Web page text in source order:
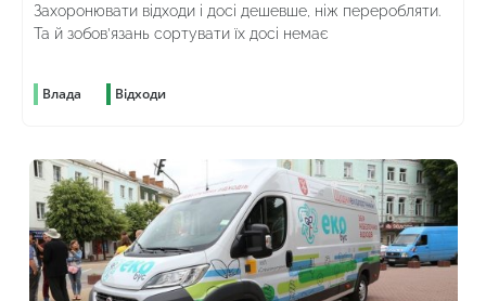
Захоронювати відходи і досі дешевше, ніж переробляти.
Та й зобов’язань сортувати їх досі немає
Влада Відходи